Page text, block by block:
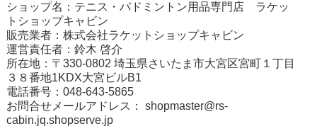
ショップ名：テニス・バドミントン用品専門店 ラケッ
トショップキャビン
販売業者：株式会社ラケットショップキャビン
運営責任者：鈴木 啓介
所在地：〒330-0802 埼玉県さいたま市大宮区宮町１丁目
３８番地1KDX大宮ビルB1
電話番号：048-643-5865
お問合せメールアドレス： shopmaster@rs-
cabin.jq.shopserve.jp